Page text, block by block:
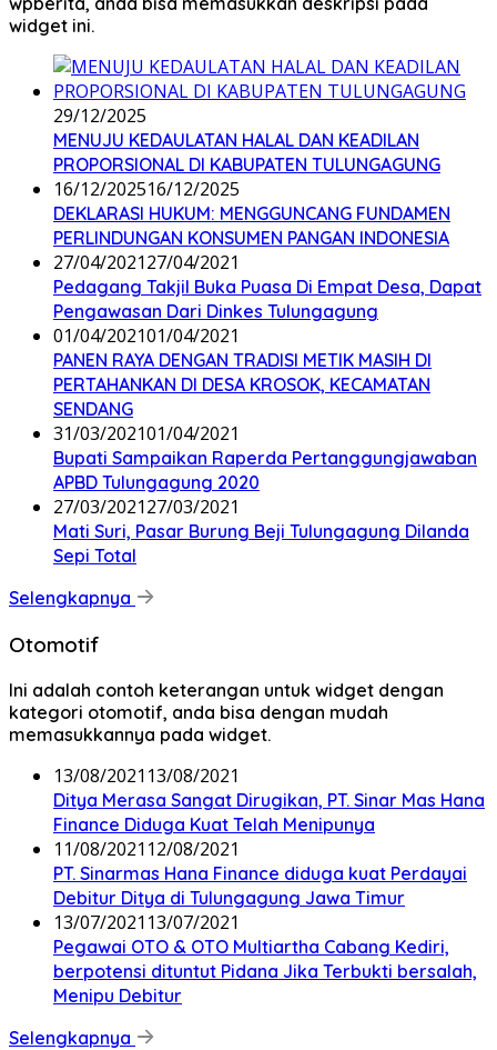
widget ini.
29/12/2025
MENUJU KEDAULATAN HALAL DAN KEADILAN
PROPORSIONAL DI KABUPATEN TULUNGAGUNG
16/12/202516/12/2025
DEKLARASI HUKUM: MENGGUNCANG FUNDAMEN
PERLINDUNGAN KONSUMEN PANGAN INDONESIA
27/04/202127/04/2021
Pedagang Takjil Buka Puasa Di Empat Desa, Dapat
Pengawasan Dari Dinkes Tulungagung
01/04/202101/04/2021
PANEN RAYA DENGAN TRADISI METIK MASIH DI
PERTAHANKAN DI DESA KROSOK, KECAMATAN
SENDANG
31/03/202101/04/2021
Bupati Sampaikan Raperda Pertanggungjawaban
APBD Tulungagung 2020
27/03/202127/03/2021
Mati Suri, Pasar Burung Beji Tulungagung Dilanda
Sepi Total
Selengkapnya
Otomotif
Ini adalah contoh keterangan untuk widget dengan
kategori otomotif, anda bisa dengan mudah
memasukkannya pada widget.
13/08/2021 13/08/2021
Ditya Merasa Sangat Dirugikan, PT. Sinar Mas Hana
Finance Diduga Kuat Telah Menipunya
11/08/2021 12/08/2021
PT. Sinarmas Hana Finance diduga kuat Perdayai
Debitur Ditya di Tulungagung Jawa Timur
13/07/2021 13/07/2021
Pegawai OTO & OTO Multiartha Cabang Kediri,
berpotensi dituntut Pidana Jika Terbukti bersalah,
Menipu Debitur
Selengkapnya